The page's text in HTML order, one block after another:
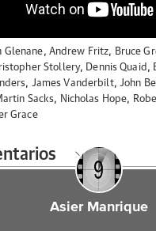
Glenane, Andrew Fritz, Bruce
Stollery, Dennis Quaid ,
, James Vanderbilt, John
Sacks, Nicholas Hope,
Grace
Asier Manrique